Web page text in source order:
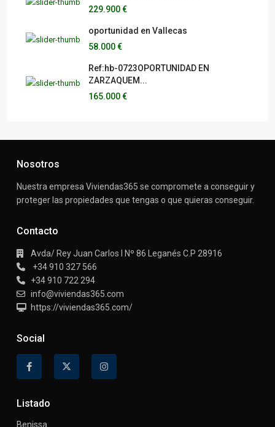
229.900 €
oportunidad en Vallecas
58.000 €
Ref:hb-0723OPORTUNIDAD EN
ZARZAQUEM...
165.000 €
Nosotros
Nuestra empresa Viviendas365 se compromete a conseguir y
proteger las propiedades que tengas o que quieras conseguir.
Contacto
Avda/ Rey Juan Carlos I Nº 86 Leganés C.P 28916
+34 910 327 566
+34 910 722 294
info@viviendas365.com
https://viviendas365.com/
Social
Listado
Benissa